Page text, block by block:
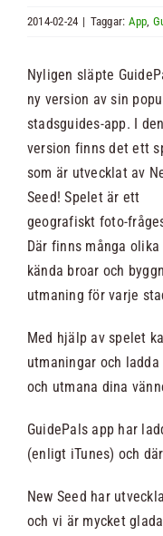
efter:
2014-02-24 | Taggar: App,
Nyligen släpte
ny version av sin
stadsguides-app. I
version finns det ett
som är utvecklat av
Seed! Spelet är ett
geografiskt foto-
Där finns många
kända broar och
utmaning för varje
Med hjälp av spelet
utmaningar och
och utmana dina
GuidePals app har
(enligt iTunes) och
New Seed har
och vi är mycket